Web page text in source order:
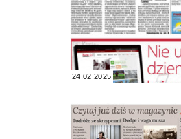
24.02.2025